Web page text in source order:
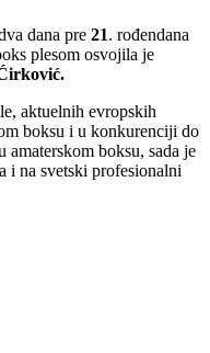
dana pre 21. rođendana
plesom osvojila je
aktuelnih evropskih
boksu i u konkurenciji do
amaterskom boksu, sada je
i na svetski profesionalni